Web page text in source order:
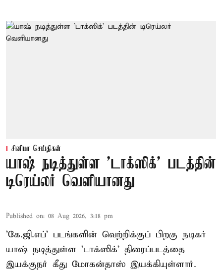
சினிமா செய்திகள்
யாஷ் நடித்துள்ள 'டாக்‌ஸிக்' படத்தின்
டிரெய்லர் வெளியானது
Published on: 08 Aug 2026, 3:18 pm
'கே.ஜி.எப்' படங்களின் வெற்றிக்குப் பிறகு நடிகர்
யாஷ் நடித்துள்ள 'டாக்ஸிக்' திரைப்படத்தை
இயக்குநர் கீது மோகன்தாஸ் இயக்கியுள்ளார்.